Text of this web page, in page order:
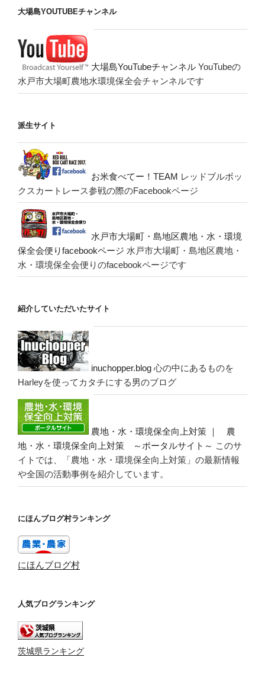
大場島YOUTUBEチャンネル
大場島YouTubeチャンネル YouTubeの
水戸市大場町農地水環境保全会チャンネルです
派生サイト
お米食べてー！TEAM レッドブルボッ
クスカートレース参戦の際のFacebookページ
水戸市大場町・島地区農地・水・環境
保全会便りfacebookページ 水戸市大場町・島地区農地・
水・環境保全会便りのfacebookページです
紹介していただいたサイト
inuchopper.blog 心の中にあるものを
Harleyを使ってカタチにする男のブログ
農地・水・環境保全向上対策 ｜ 農
地・水・環境保全向上対策 ～ポータルサイト～ このサ
イトでは、「農地・水・環境保全向上対策」の最新情報
や全国の活動事例を紹介しています。
にほんブログ村ランキング
にほんブログ村
人気ブログランキング
茨城県ランキング